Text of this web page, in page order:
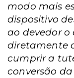
modo mais
dispositivo
ao devedor
diretamente
cumprir a
conversão